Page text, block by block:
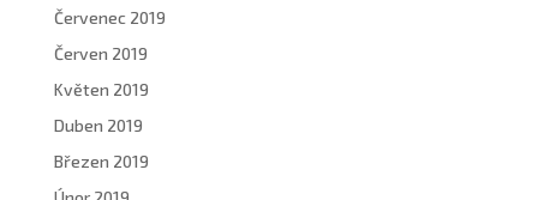
Červenec 2019
Červen 2019
Květen 2019
Duben 2019
Březen 2019